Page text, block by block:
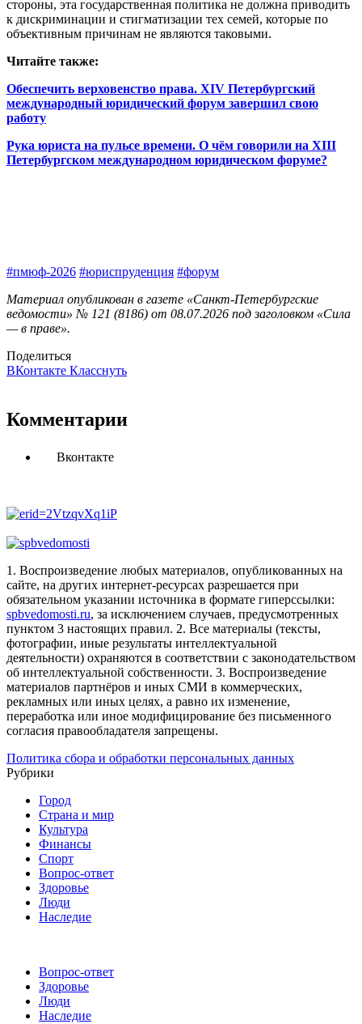
стороны, эта государственная политика не должна приводить
к дискриминации и стигматизации тех семей, которые по
объективным причинам не являются таковыми.
Читайте также:
Обеспечить верховенство права. XIV Петербургский
международный юридический форум завершил свою
работу
Рука юриста на пульсе времени. О чём говорили на XIII
Петербургском международном юридическом форуме?
#пмюф-2026 #юриспруденция #форум
Материал опубликован в газете «Санкт-Петербургские
ведомости» № 121 (8186) от 08.07.2026 под заголовком «Сила
— в праве».
Поделиться
ВКонтакте Класснуть
Комментарии
Вконтакте
1. Воспроизведение любых материалов, опубликованных на
сайте, на других интернет-ресурсах разрешается при
обязательном указании источника в формате гиперссылки:
spbvedomosti.ru, за исключением случаев, предусмотренных
пунктом 3 настоящих правил. 2. Все материалы (тексты,
фотографии, иные результаты интеллектуальной
деятельности) охраняются в соответствии с законодательством
об интеллектуальной собственности. 3. Воспроизведение
материалов партнёров и иных СМИ в коммерческих,
рекламных или иных целях, а равно их изменение,
переработка или иное модифицирование без письменного
согласия правообладателя запрещены.
Политика сбора и обработки персональных данных
Рубрики
Город
Страна и мир
Культура
Финансы
Спорт
Вопрос-ответ
Здоровье
Люди
Наследие
Вопрос-ответ
Здоровье
Люди
Наследие